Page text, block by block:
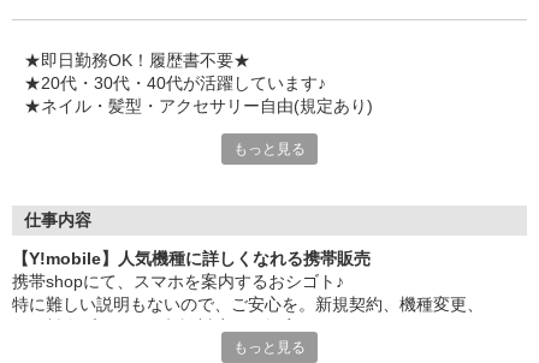
★月2回払い・週払い可能（規程有）★
゜・。○。・゜+゜・。○。・゜+゜
★即日勤務OK！履歴書不要★
★20代・30代・40代が活躍しています♪
★ネイル・髪型・アクセサリー自由(規定あり)
シエロのスタッフは9割が未経験スタート。
ずっと先まで役に立ちます！
丁寧な研修もあるので、
みなさんから働きやすいと好評です♪
最新アプリ事情やお得なプラン、
スマホの裏ワザを学べるチャンス♪
もっと見る
仕事内容
【Y!mobile】人気機種に詳しくなれる携帯販売
携帯shopにて、スマホを案内するおシゴト♪
特に難しい説明もないので、ご安心を。新規契約、機種変更、
もっと見る